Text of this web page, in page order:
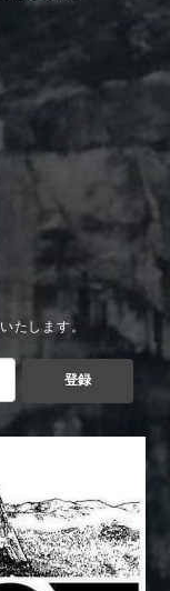
たします。
登録